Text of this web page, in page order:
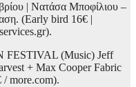
| Νατάσα Μποφίλιου –
(Early bird 16€ |
FESTIVAL (Music) Jeff
+ Max Cooper Fabric
/ more.com).